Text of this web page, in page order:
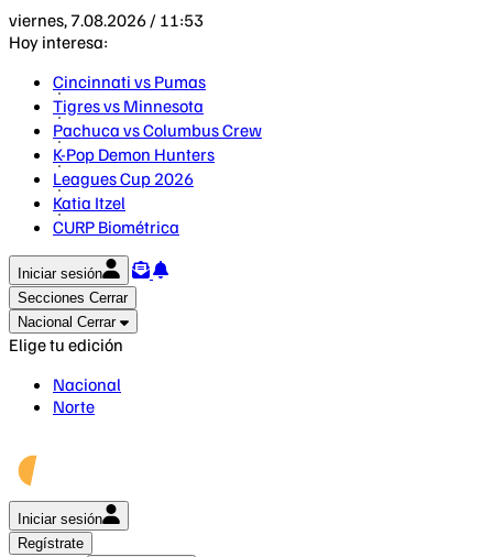
viernes, 7.08.2026 / 11:53
Hoy interesa:
Cincinnati vs Pumas
Tigres vs Minnesota
Pachuca vs Columbus Crew
K-Pop Demon Hunters
Leagues Cup 2026
Katia Itzel
CURP Biométrica
Iniciar sesión
Secciones Cerrar
Nacional Cerrar
Elige tu edición
Nacional
Norte
Iniciar sesión
Regístrate